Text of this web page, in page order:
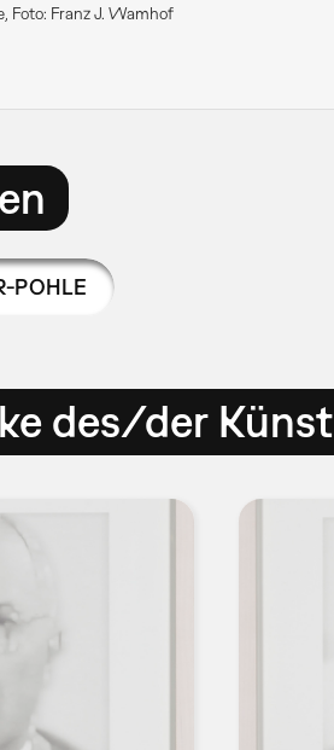
Foto: Franz J. Wamhof
POHLE
des/der